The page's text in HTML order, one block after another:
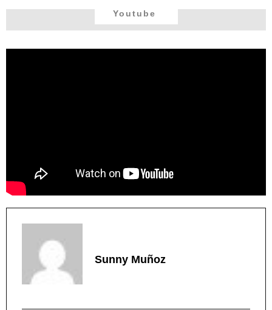
Youtube
Sunny Muñoz